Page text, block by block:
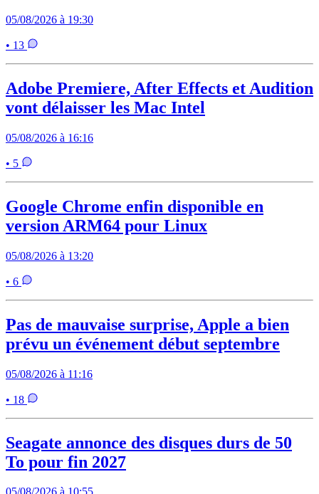
05/08/2026 à 19:30
• 13
Adobe Premiere, After Effects et Audition
vont délaisser les Mac Intel
05/08/2026 à 16:16
• 5
Google Chrome enfin disponible en
version ARM64 pour Linux
05/08/2026 à 13:20
• 6
Pas de mauvaise surprise, Apple a bien
prévu un événement début septembre
05/08/2026 à 11:16
• 18
Seagate annonce des disques durs de 50
To pour fin 2027